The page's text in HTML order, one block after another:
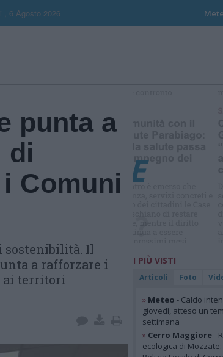
, 6 Agosto 2026
punta a
di
Comuni
sostenibilità. Il
a rafforzare i
ai territori
I PIÙ VISTI
Articoli Foto
» Meteo - Caldo
giovedì, atteso un
settimana
» Cerro Maggiore-
ecologica di